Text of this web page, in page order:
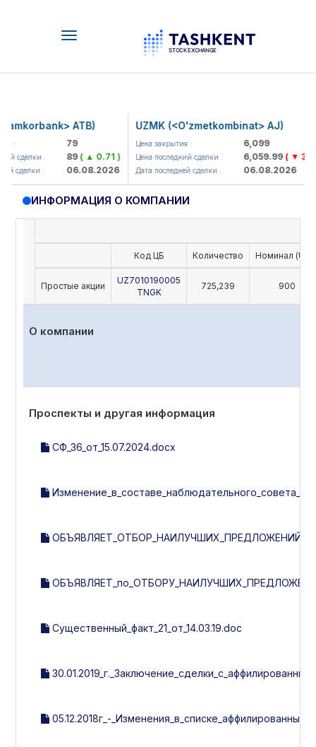
Toggle
ATB)
79
сделки : 89( ▲ 0.71 )
сделки : 06.08.2026
UZMK (<O'zmetkombinat> AJ)
Цена закрытия : 6,099
Цена последний сделки : 6,059.99( ▼
Дата последней сделки : 06.08.2026
ИНФОРМАЦИЯ О КОМПАНИИ
Код ЦБ Количество Номинал
Простые акции
UZ7010190005
TNGK
725,239 900
О компании
Проспекты и другая информация
СФ_36_от_15.07.2024.docx
Существенный_факт_21_от_14.03.19.doc
05.12.2018г_-